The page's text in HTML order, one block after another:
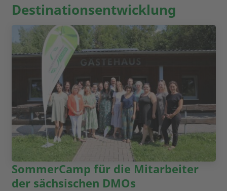
Destinationsentwicklung
SommerCamp für die Mitarbeiter
der sächsischen DMOs